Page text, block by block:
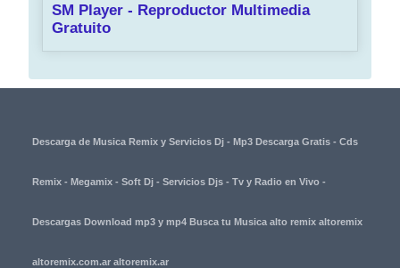
SM Player - Reproductor Multimedia
Gratuito
Descarga de Musica Remix y Servicios Dj - Mp3 Descarga Gratis - Cds
Remix - Megamix - Soft Dj - Servicios Djs - Tv y Radio en Vivo -
Descargas Download mp3 y mp4 Busca tu Musica alto remix altoremix
altoremix.com.ar altoremix.ar